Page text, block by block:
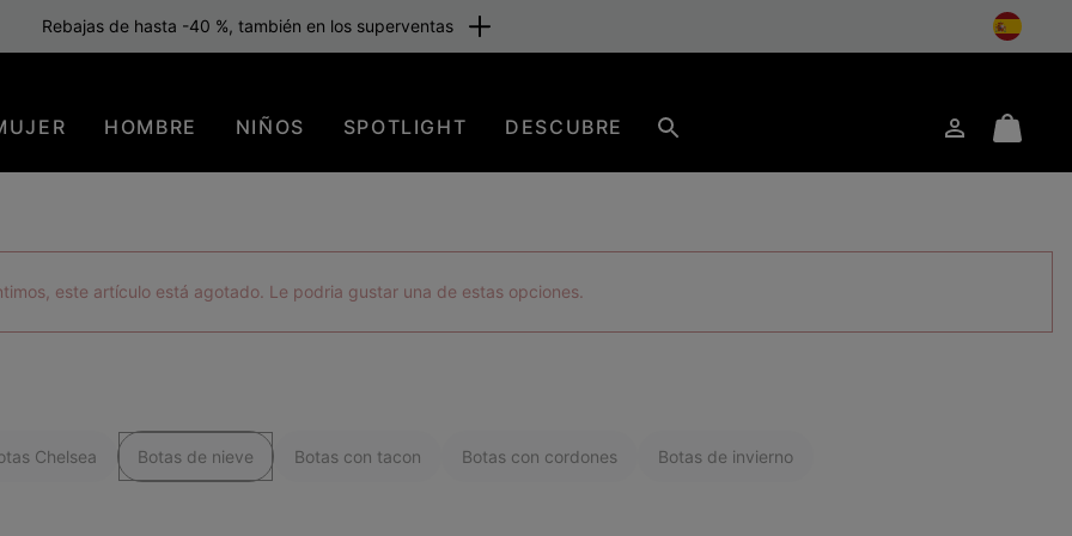
Envío gratuito para los miembros o a partir de 80 €. Únete ahora
HOMBRE NIÑOS SPOTLIGHT DESCUBRE
Iniciar
Mini
este artículo está agotado. Le podria gustar una de estas opciones.
Chelsea Botas de nieve Botas con tacon Botas con cordones Botas de invierno